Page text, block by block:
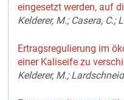
eingesetzt werden, auf
Kelderer, M.; Casera, C.;
Ertragsregulierung im
einer Kaliseife zu
Kelderer, M.;